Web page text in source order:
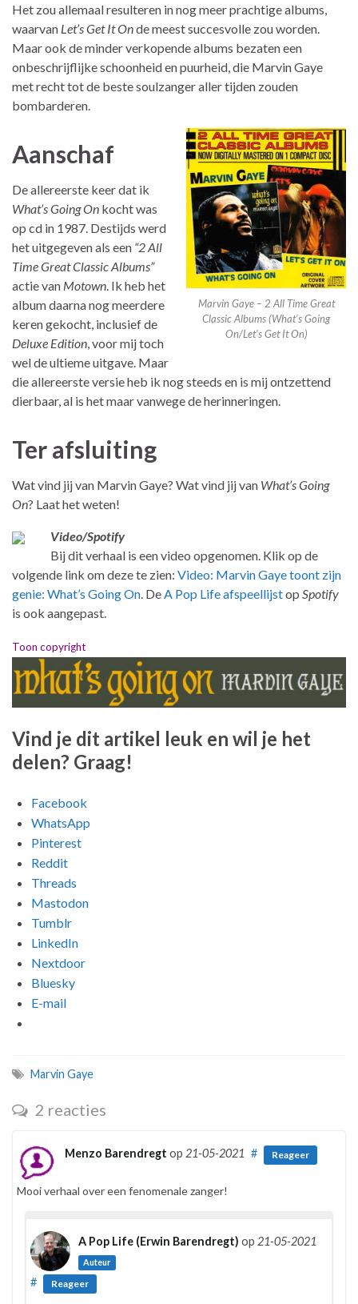
Het zou allemaal resulteren in nog meer prachtige albums,
waarvan Let’s Get It Onde meest succesvolle zou worden.
Maar ook de minder verkopende albums bezaten een
onbeschrijflijke schoonheid en puurheid, die Marvin Gaye
met recht tot de beste soulzanger aller tijden zouden
bombarderen.
Marvin Gaye – 2 All Time Great
Classic Albums (What’s Going
On/Let’s Get It On)
Aanschaf
De allereerste keer dat ik
What’s Going On kocht was
op cd in 1987. Destijds werd
het uitgegeven als een “2 All
Time Great Classic Albums”
actie van Motown . Ik heb het
album daarna nog meerdere
keren gekocht, inclusief de
Deluxe Edition , voor mij toch
wel de ultieme uitgave. Maar
die allereerste versie heb ik nog steeds en is mij ontzettend
dierbaar, al is het maar vanwege de herinneringen.
Ter afsluiting
Wat vind jij van Marvin Gaye? Wat vind jij van What’s Going
On? Laat het weten!
Video/Spotify
Bij dit verhaal is een video opgenomen. Klik op de
volgende link om deze te zien: Video: Marvin Gaye toont zijn
genie: What’s Going On . De A Pop Life afspeellijstop Spotify
is ook aangepast.
Toon copyright
Vind je dit artikel leuk en wil je het
delen? Graag!
Facebook
WhatsApp
Pinterest
Reddit
Threads
Mastodon
Tumblr
LinkedIn
Nextdoor
Bluesky
E-mail
Marvin Gaye
2 reacties
Menzo Barendregt op 21-05-2021 # Reageer
Mooi verhaal over een fenomenale zanger!
A Pop Life (Erwin Barendregt) op 21-05-2021
Auteur
# Reageer